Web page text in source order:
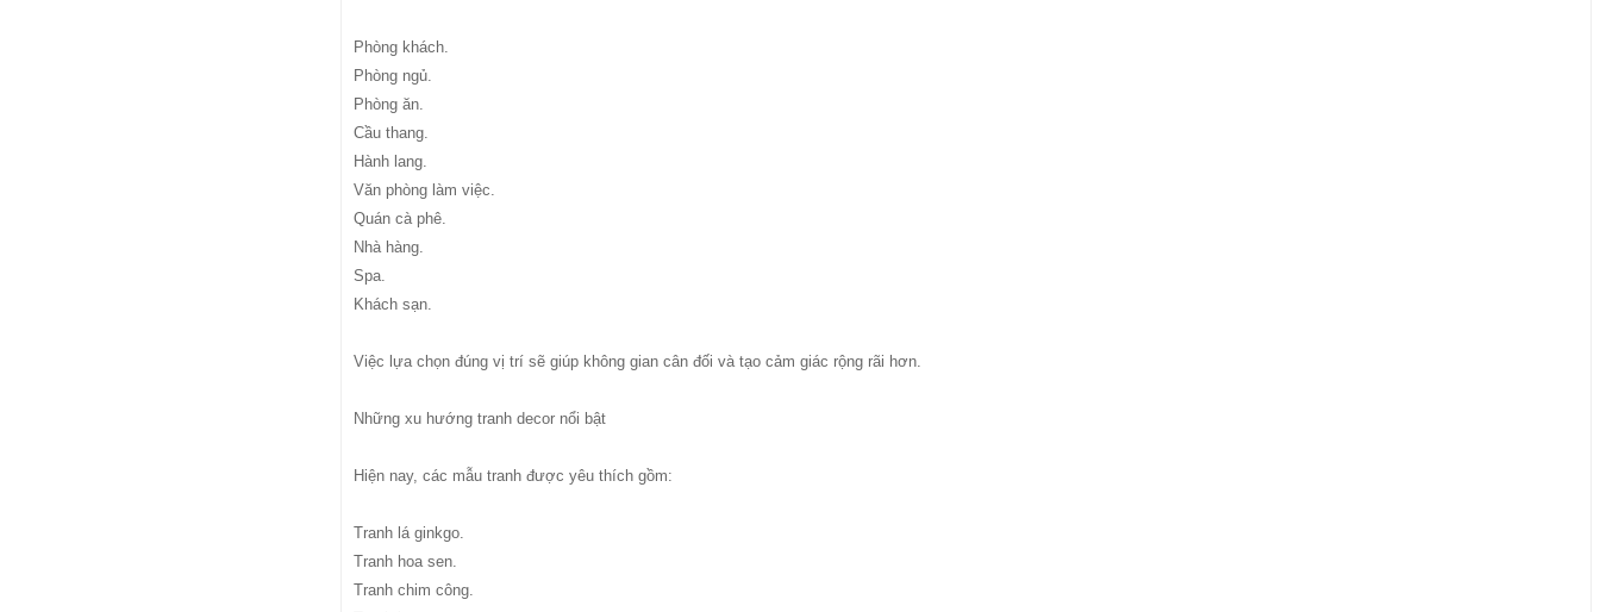
Phòng khách.
Phòng ngủ.
Phòng ăn.
Cầu thang.
Hành lang.
Văn phòng làm việc.
Quán cà phê.
Nhà hàng.
Spa.
Khách sạn.
Việc lựa chọn đúng vị trí sẽ giúp không gian cân đối và tạo cảm giác rộng rãi hơn.
Những xu hướng tranh decor nổi bật
Hiện nay, các mẫu tranh được yêu thích gồm:
Tranh lá ginkgo.
Tranh hoa sen.
Tranh chim công.